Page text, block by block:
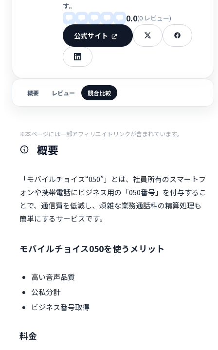
す。
0.0(0 レビュー)
公式サイト
概要 レビュー 競合比較
※本ページには一部アフィリエイトリンクが含まれています。
概要
「モバイルチョイス“050”」とは、社員所有のスマートフ
ォンや携帯電話にビジネス用の「050番号」を付与するこ
とで、通信費を低減し、煩雑な業務通話料の精算処理も
簡単にするサービスです。
モバイルチョイス050を使うメリット
高い音声品質
公私分計
ビジネス番号取得
料金